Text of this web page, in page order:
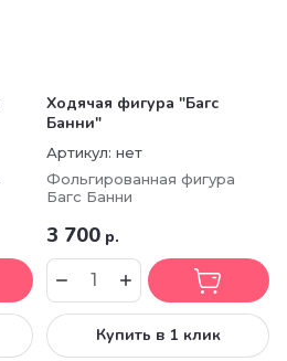
Ходячая фигура "Багс
Банни"
Артикул: нет
Фольгированная фигура
Багс Банни
3 700 р.
Купить в 1 клик